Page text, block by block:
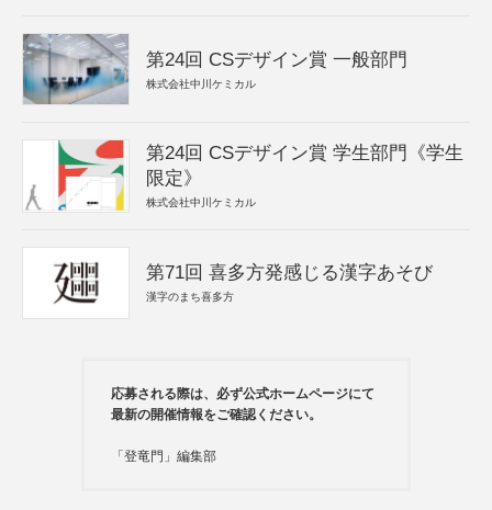
第24回 CSデザイン賞 一般部門
株式会社中川ケミカル
第24回 CSデザイン賞 学生部門《学生
限定》
株式会社中川ケミカル
第71回 喜多方発感じる漢字あそび
漢字のまち喜多方
応募される際は、必ず公式ホームページにて
最新の開催情報をご確認ください。
「登竜門」編集部